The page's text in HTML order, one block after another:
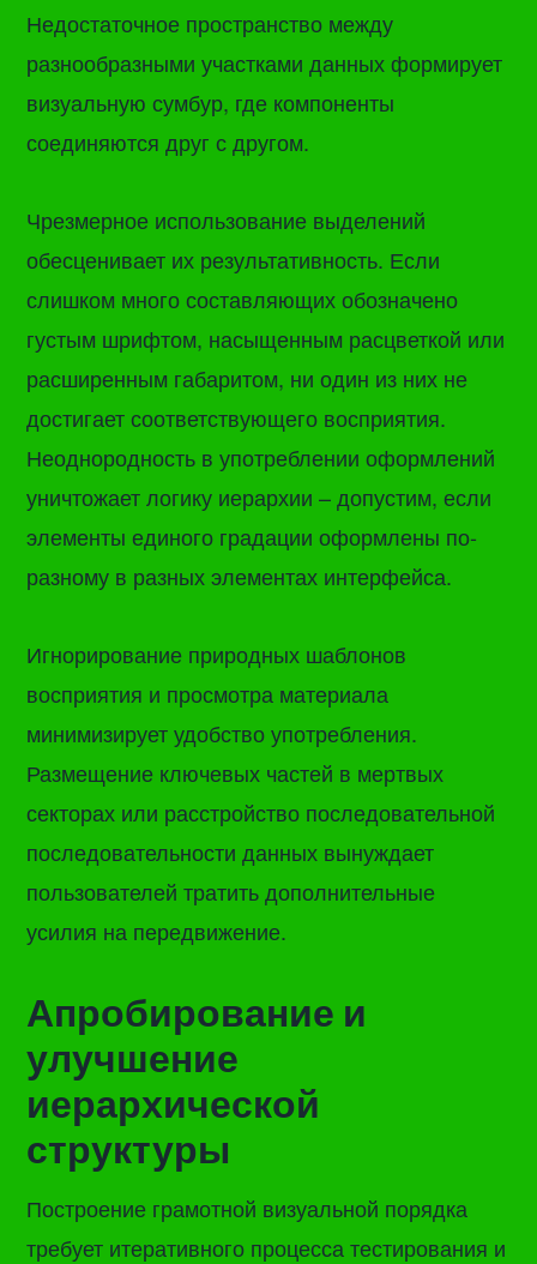
Недостаточное пространство между
разнообразными участками данных формирует
визуальную сумбур, где компоненты
соединяются друг с другом.
Чрезмерное использование выделений
обесценивает их результативность. Если
слишком много составляющих обозначено
густым шрифтом, насыщенным расцветкой или
расширенным габаритом, ни один из них не
достигает соответствующего восприятия.
Неоднородность в употреблении оформлений
уничтожает логику иерархии – допустим, если
элементы единого градации оформлены по-
разному в разных элементах интерфейса.
Игнорирование природных шаблонов
восприятия и просмотра материала
минимизирует удобство употребления.
Размещение ключевых частей в мертвых
секторах или расстройство последовательной
последовательности данных вынуждает
пользователей тратить дополнительные
усилия на передвижение.
Апробирование и
улучшение
иерархической
структуры
Построение грамотной визуальной порядка
требует итеративного процесса тестирования и